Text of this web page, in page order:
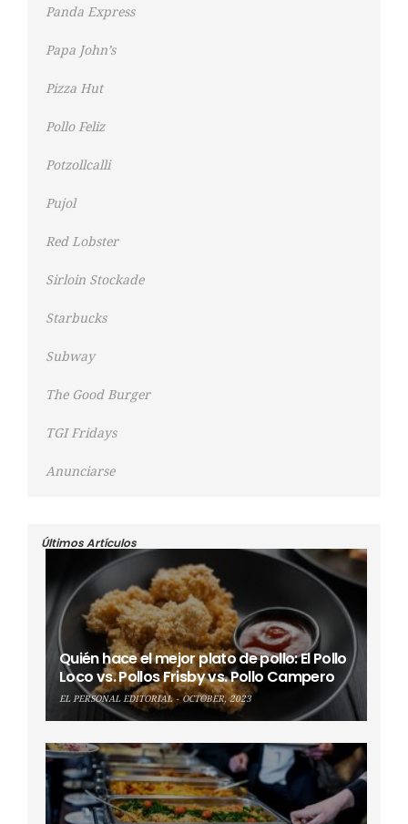
Panda Express
Papa John’s
Pizza Hut
Pollo Feliz
Potzollcalli
Pujol
Red Lobster
Sirloin Stockade
Starbucks
Subway
The Good Burger
TGI Fridays
Anunciarse
Últimos Artículos
Quién hace el mejor plato de pollo: El Pollo
Loco vs. Pollos Frisby vs. Pollo Campero
EL PERSONAL EDITORIAL OCTOBER, 2023